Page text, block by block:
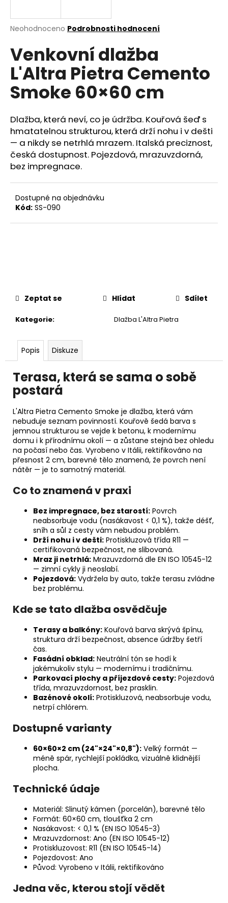
Průměrné
produktu
je
0,0
5
hvězdiček.
Neohodnoceno Podrobnosti hodnocení
Venkovní dlažba
L'Altra Pietra Cemento
Smoke 60×60 cm
Dlažba, která neví, co je údržba. Kouřová šeď s
hmatatelnou strukturou, která drží nohu i v dešti
— a nikdy se netrhlá mrazem. Italská preciznost,
česká dostupnost. Pojezdová, mrazuvzdorná,
bez impregnace.
Dostupné na objednávku
Kód: SS-090
Kategorie: Dlažba L'Altra Pietra
Zeptat se Hlídat Sdílet
Popis Diskuze
Terasa, která se sama o sobě
postará
L'Altra Pietra Cemento Smoke je dlažba, která vám
nebuduje seznam povinností. Kouřově šedá barva s
jemnou strukturou se vejde k betonu, k modernímu
domu i k přírodnímu okolí — a zůstane stejná bez ohledu
na počasí nebo čas. Vyrobeno v Itálii, rektifikováno na
přesnost 2 cm, barevné tělo znamená, že povrch není
nátěr — je to samotný materiál.
Co to znamená v praxi
Bez impregnace, bez starostí: Povrch
neabsorbuje vodu (nasákavost < 0,1 %), takže déšť,
sníh a sůl z cesty vám nebudou problém.
Drží nohu i v dešti: Protiskluzová třída R11 —
certifikovaná bezpečnost, ne slibovaná.
Mraz ji netrhlá: Mrazuvzdorná dle EN ISO 10545-12
— zimní cykly ji neoslabí.
Pojezdová: Vydržela by auto, takže terasu zvládne
bez problému.
Kde se tato dlažba osvědčuje
Terasy a balkóny: Kouřová barva skrývá špínu,
struktura drží bezpečnost, absence údržby šetří
čas.
Fasádní obklad: Neutrální tón se hodí k
jakémukoliv stylu — modernímu i tradičnímu.
Parkovací plochy a příjezdové cesty: Pojezdová
třída, mrazuvzdornost, bez prasklin.
Bazénové okolí: Protiskluzová, neabsorbuje vodu,
netrpí chlórem.
Dostupné varianty
60×60×2 cm (24"×24"×0,8"): Velký formát —
méně spár, rychlejší pokládka, vizuálně klidnější
plocha.
Technické údaje
Materiál: Slinutý kámen (porcelán), barevné tělo
Formát: 60×60 cm, tloušťka 2 cm
Nasákavost: < 0,1 % (EN ISO 10545-3)
Mrazuvzdornost: Ano (EN ISO 10545-12)
Protiskluzovost: R11 (EN ISO 10545-14)
Pojezdovost: Ano
Původ: Vyrobeno v Itálii, rektifikováno
Jedna věc, kterou stojí vědět
j
t
?
HLEDAT
D
o
p
o